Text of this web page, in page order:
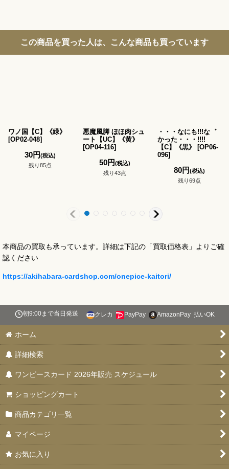
この商品を買った人は、こんな商品も買っています
ワノ国【C】《緑》
[OP02-048]
30円(税込)
残り85点
悪魔風脚 ほほ肉シュ
ート【UC】《黄》
[OP04-116]
50円(税込)
残り43点
・・・なにも!!!な゛
かった・・・!!!!
【C】《黒》
[OP06-
096]
80円(税込)
残り69点
本商品の買取も承っています。詳細は下記の「買取価格表」よりご確
認ください
https://akihabara-cardshop.com/onepice-kaitori/
朝9:00まで当日発送 クレカ PayPay AmazonPay 払いOK
ホーム
詳細検索
ワンピースカード 2026年販売 スケジュール
ショッピングカート
商品カテゴリ一覧
マイページ
お気に入り